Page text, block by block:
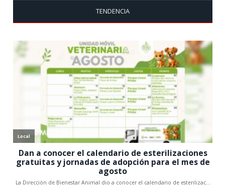
TENDENCIA